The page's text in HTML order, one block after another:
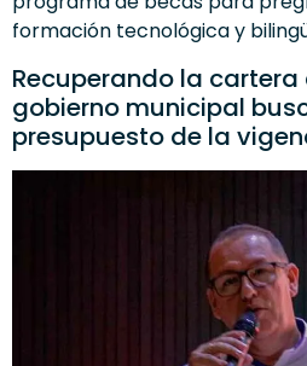
formación tecnológica y
Recuperando la
gobierno municipal
presupuesto de la